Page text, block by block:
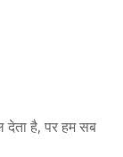
देता है, पर हम सब